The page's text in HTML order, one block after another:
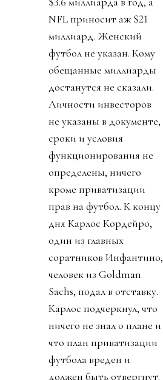
NFL приносит аж $21
миллиард. Женский
футбол не указан. Кому
обещанные миллиарды
достанутся не сказали.
Личности инвесторов
не указаны в документе,
сроки и условия
функционирования не
определены, ничего
кроме приватизации
прав на футбол. К концу
дня Карлос Кордейро,
один из главных
соратников Инфантино,
человек из Goldman
Sachs, подал в отставку.
Карлос подчеркнул, что
ничего не знал о плане и
что план приватизации
футбола вреден и
должен быть отвергнут.